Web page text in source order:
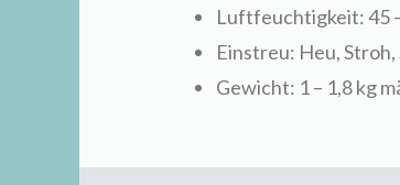
Luftfeuchtigkeit: 45
Einstreu: Heu, Stroh,
Gewicht: 1 – 1,8 kg